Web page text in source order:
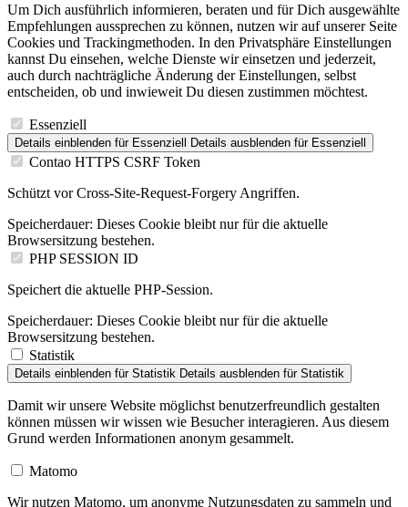
Um Dich ausführlich informieren, beraten und für Dich ausgewählte
Empfehlungen aussprechen zu können, nutzen wir auf unserer Seite
Cookies und Trackingmethoden. In den Privatsphäre Einstellungen
kannst Du einsehen, welche Dienste wir einsetzen und jederzeit,
auch durch nachträgliche Änderung der Einstellungen, selbst
entscheiden, ob und inwieweit Du diesen zustimmen möchtest.
Essenziell
Details einblenden für Essenziell Details ausblenden für Essenziell
Contao HTTPS CSRF Token
Schützt vor Cross-Site-Request-Forgery Angriffen.
Speicherdauer: Dieses Cookie bleibt nur für die aktuelle
Browsersitzung bestehen.
PHP SESSION ID
Speichert die aktuelle PHP-Session.
Speicherdauer: Dieses Cookie bleibt nur für die aktuelle
Browsersitzung bestehen.
Statistik
Details einblenden für Statistik Details ausblenden für Statistik
Damit wir unsere Website möglichst benutzerfreundlich gestalten
können müssen wir wissen wie Besucher interagieren. Aus diesem
Grund werden Informationen anonym gesammelt.
Matomo
Wir nutzen Matomo, um anonyme Nutzungsdaten zu sammeln und